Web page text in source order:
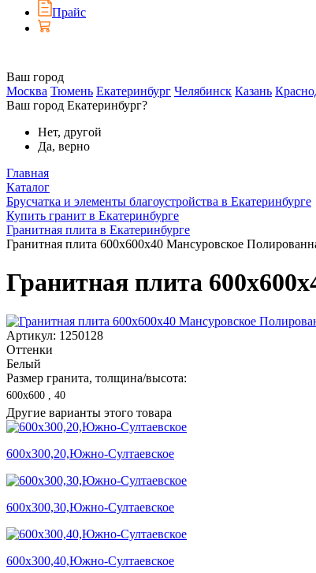
Прайс
Ваш город
Москва Тюмень Екатеринбург Челябинск Казань
Ваш город Екатеринбург?
Нет, другой
Да, верно
Главная
Каталог
Брусчатка и элементы благоустройства в Екатеринбурге
Купить гранит в Екатеринбурге
Гранитная плита в Екатеринбурге
Гранитная плита 600х600x40 Мансуровское
Гранитная плита
Артикул: 1250128
Оттенки
Белый
Размер гранита, толщина/высота:
600х600 , 40
Другие варианты этого товара
600х300,20,Южно-Султаевское
600х300,30,Южно-Султаевское
600х300,40,Южно-Султаевское